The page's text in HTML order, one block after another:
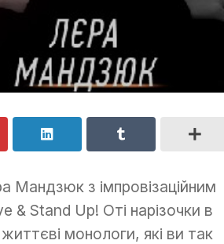
Мандзюк з імпровізаційним
& Stand Up! Оті нарізочки в
монологи, які ви так